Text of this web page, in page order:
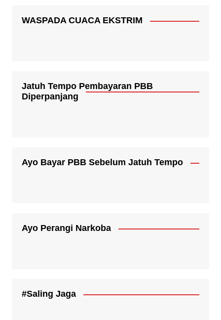
WASPADA CUACA EKSTRIM
Jatuh Tempo Pembayaran PBB
Diperpanjang
Ayo Bayar PBB Sebelum Jatuh Tempo
Ayo Perangi Narkoba
#Saling Jaga